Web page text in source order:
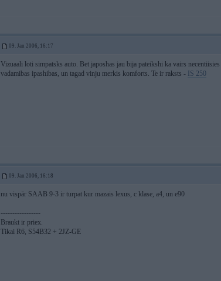
09. Jan 2006, 16:17
Vizuaali loti simpatsks auto. Bet japoshas jau bija pateikshi ka vairs
vadamibas ipashibas, un tagad vinju merkis komforts. Te ir raksts - IS 250
09. Jan 2006, 16:18
nu vispār SAAB 9-3 ir turpat kur mazais lexus, c klase, a4, un e90
-----------------
Braukt ir priex.
Tikai R6, S54B32 + 2JZ-GE